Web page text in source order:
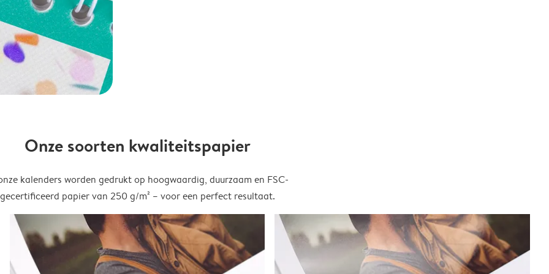
Onze soorten kwaliteitspapier
kalenders worden gedrukt op hoogwaardig, duurzaam en FSC-
gecertificeerd papier van 250 g/m² – voor een perfect resultaat.